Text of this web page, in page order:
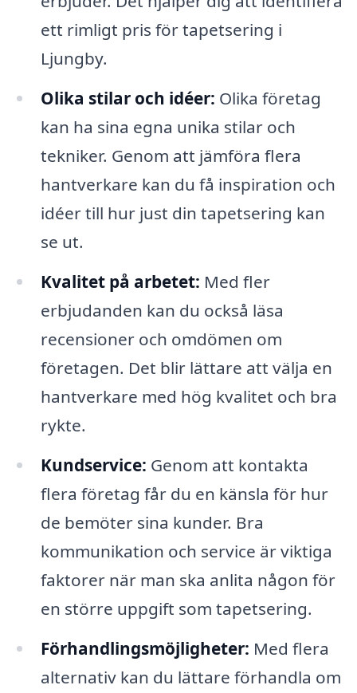
ett rimligt pris för tapetsering i
Ljungby.
Olika stilar och idéer: Olika företag
kan ha sina egna unika stilar och
tekniker. Genom att jämföra flera
hantverkare kan du få inspiration och
idéer till hur just din tapetsering kan
se ut.
Kvalitet på arbetet: Med fler
erbjudanden kan du också läsa
recensioner och omdömen om
företagen. Det blir lättare att välja en
hantverkare med hög kvalitet och bra
rykte.
Kundservice: Genom att kontakta
flera företag får du en känsla för hur
de bemöter sina kunder. Bra
kommunikation och service är viktiga
faktorer när man ska anlita någon för
en större uppgift som tapetsering.
Förhandlingsmöjligheter: Med flera
alternativ kan du lättare förhandla om